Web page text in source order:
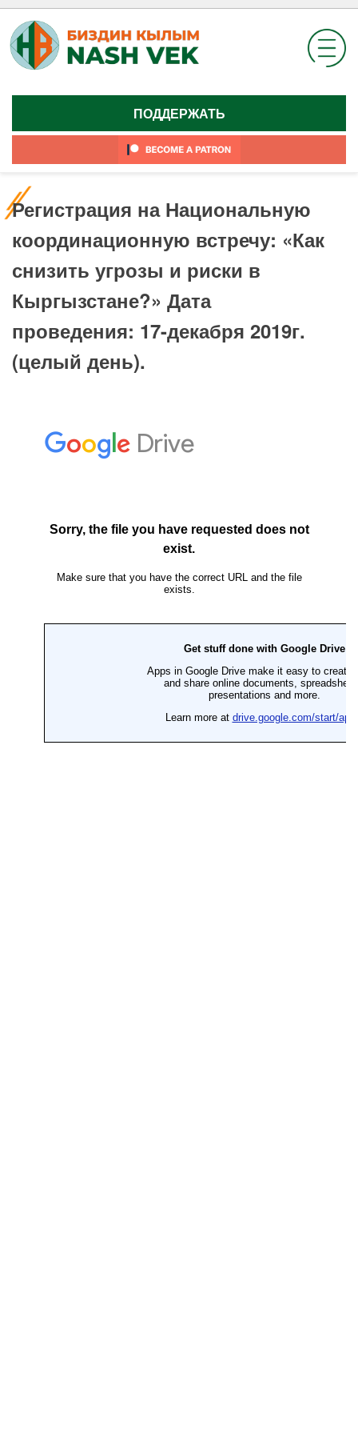
Skip
content
ПОДДЕРЖАТЬ
Регистрация на Национальную
координационную встречу: «Как
снизить угрозы и риски в
Кыргызстане?» Дата
проведения: 17-декабря 2019г.
(целый день).